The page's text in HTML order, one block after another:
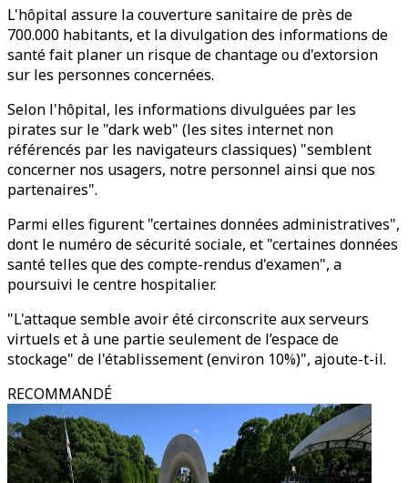
L'hôpital assure la couverture sanitaire de près de
700.000 habitants, et la divulgation des informations de
santé fait planer un risque de chantage ou d'extorsion
sur les personnes concernées.
Selon l'hôpital, les informations divulguées par les
pirates sur le "dark web" (les sites internet non
référencés par les navigateurs classiques) "semblent
concerner nos usagers, notre personnel ainsi que nos
partenaires".
Parmi elles figurent "certaines données administratives",
dont le numéro de sécurité sociale, et "certaines données
santé telles que des compte-rendus d'examen", a
poursuivi le centre hospitalier.
"L'attaque semble avoir été circonscrite aux serveurs
virtuels et à une partie seulement de l’espace de
stockage" de l'établissement (environ 10%)", ajoute-t-il.
RECOMMANDÉ